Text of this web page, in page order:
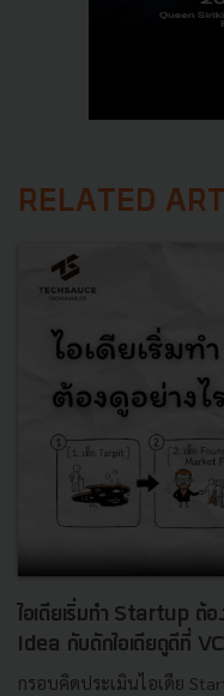
RELATED
ไอเดียเริ่มทำ Startup ต้อ
Idea กับดักไอเดียดูดีที่
กรอบคิดประเมินไอเดีย